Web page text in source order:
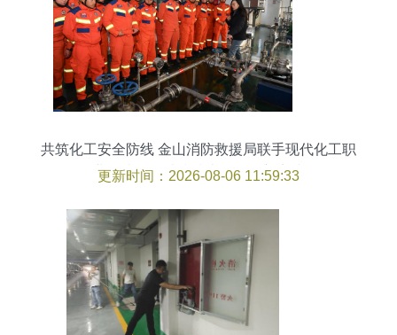
共筑化工安全防线 金山消防救援局联手现代化工职
业学院开展消防技术服务创新实践
更新时间：2026-08-06 11:59:33